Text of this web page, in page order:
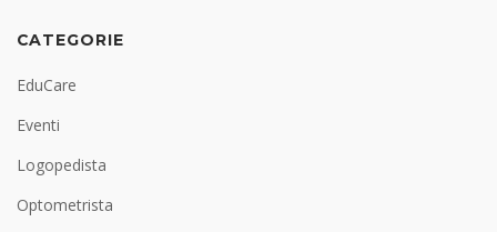
CATEGORIE
EduCare
Eventi
Logopedista
Optometrista